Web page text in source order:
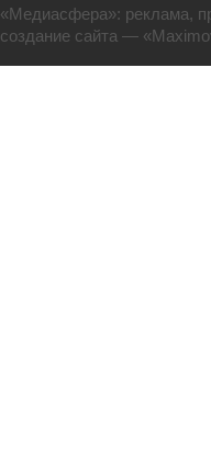
«Медиасфера»: реклама,
создание сайта —